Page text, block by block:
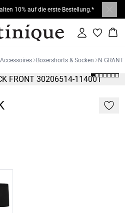
10% auf die erste Bestellung.*
Einloggen
Accessoires Boxershorts & Socken N